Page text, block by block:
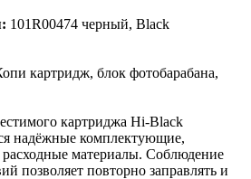
101R00474 черный, Black
картридж, блок фотобарабана,
картриджа Hi-Black
надёжные комплектующие,
расходные материалы. Соблюдение
позволяет повторно заправлять и